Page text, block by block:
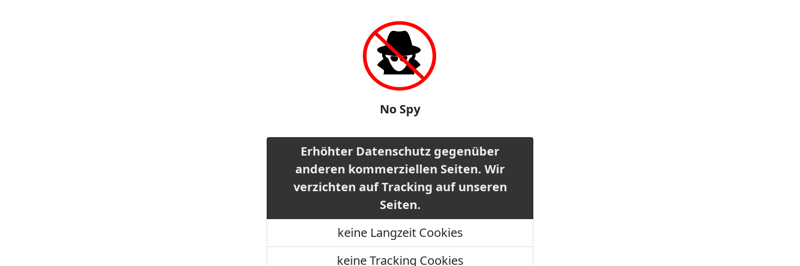
No Spy
Erhöhter Datenschutz gegenüber
anderen kommerziellen Seiten. Wir
verzichten auf Tracking auf unseren
Seiten.
keine Langzeit Cookies
keine Tracking Cookies